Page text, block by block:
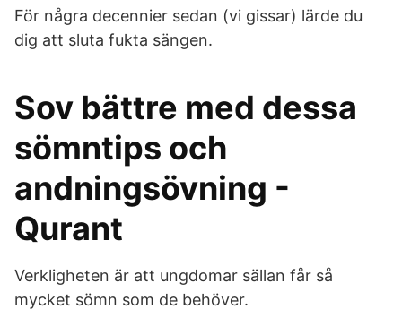
För några decennier sedan (vi gissar) lärde du
dig att sluta fukta sängen.
Sov bättre med dessa
sömntips och
andningsövning -
Qurant
Verkligheten är att ungdomar sällan får så
mycket sömn som de behöver.